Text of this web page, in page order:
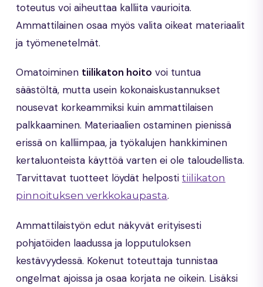
toteutus voi aiheuttaa kalliita vaurioita.
Ammattilainen osaa myös valita oikeat materiaalit
ja työmenetelmät.
Omatoiminen tiilikaton hoito voi tuntua
säästöltä, mutta usein kokonaiskustannukset
nousevat korkeammiksi kuin ammattilaisen
palkkaaminen. Materiaalien ostaminen pienissä
erissä on kalliimpaa, ja työkalujen hankkiminen
kertaluonteista käyttöä varten ei ole taloudellista.
Tarvittavat tuotteet löydät helpostitiilikaton
pinnoituksen verkkokaupasta.
Ammattilaistyön edut näkyvät erityisesti
pohjatöiden laadussa ja lopputuloksen
kestävyydessä. Kokenut toteuttaja tunnistaa
ongelmat ajoissa ja osaa korjata ne oikein. Lisäksi